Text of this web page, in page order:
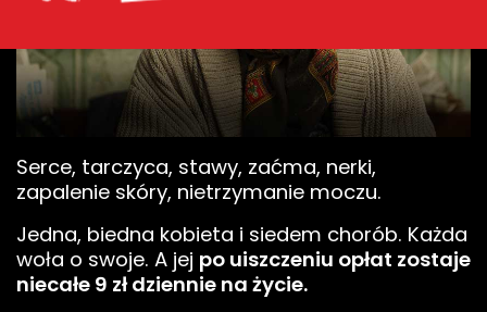
Serce, tarczyca, stawy, zaćma, nerki,
zapalenie skóry, nietrzymanie moczu.
Jedna, biedna kobieta i siedem chorób. Każda
woła o swoje. A jej po uiszczeniu opłat zostaje
niecałe 9 zł dziennie na życie.